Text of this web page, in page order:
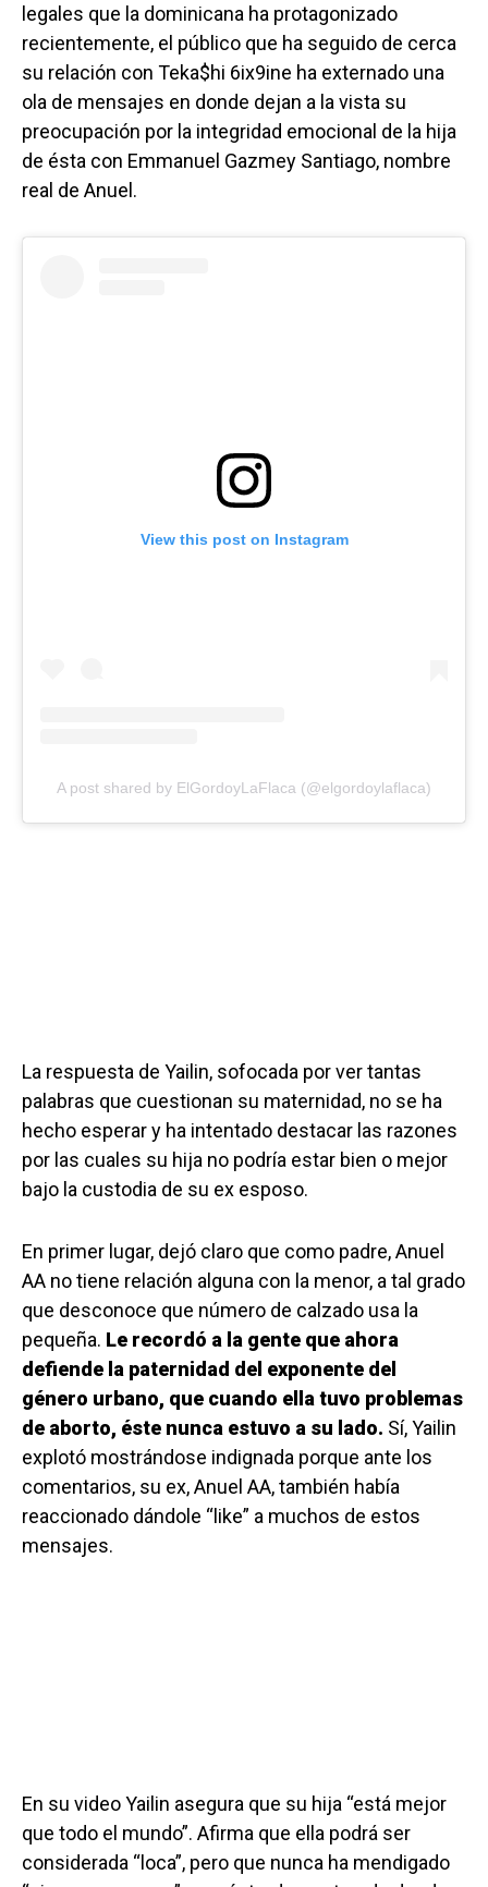
legales que la dominicana ha protagonizado
recientemente, el público que ha seguido de cerca
su relación con Teka$hi 6ix9ine ha externado una
ola de mensajes en donde dejan a la vista su
preocupación por la integridad emocional de la hija
de ésta con Emmanuel Gazmey Santiago​, nombre
real de Anuel.
View this post on Instagram
A post shared by ElGordoyLaFlaca (@elgordoylaflaca)
La respuesta de Yailin, sofocada por ver tantas
palabras que cuestionan su maternidad, no se ha
hecho esperar y ha intentado destacar las razones
por las cuales su hija no podría estar bien o mejor
bajo la custodia de su ex esposo.
En primer lugar, dejó claro que como padre, Anuel
AA no tiene relación alguna con la menor, a tal grado
que desconoce que número de calzado usa la
pequeña. Le recordó a la gente que ahora
defiende la paternidad del exponente del
género urbano, que cuando ella tuvo problemas
de aborto, éste nunca estuvo a su lado. Sí, Yailin
explotó mostrándose indignada porque ante los
comentarios, su ex, Anuel AA, también había
reaccionado dándole “like” a muchos de estos
mensajes.
En su video Yailin asegura que su hija “está mejor
que todo el mundo”. Afirma que ella podrá ser
considerada “loca”, pero que nunca ha mendigado